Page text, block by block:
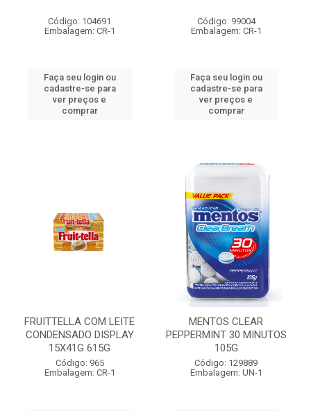
Código: 104691
Embalagem: CR-1
Faça seu login ou
cadastre-se para
ver preços e
comprar
Código: 99004
Embalagem: CR-1
Faça seu login ou
cadastre-se para
ver preços e
comprar
FRUITTELLA COM LEITE
CONDENSADO DISPLAY
15X41G 615G
Código: 965
Embalagem: CR-1
MENTOS CLEAR
PEPPERMINT 30 MINUTOS
105G
Código: 129889
Embalagem: UN-1